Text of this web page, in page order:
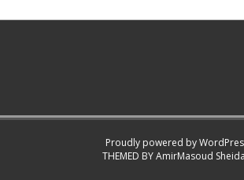
Proudly powered by
THEMED BYAmirMasoud